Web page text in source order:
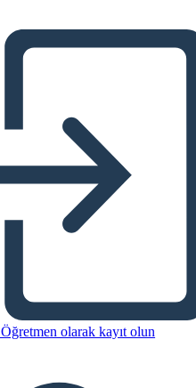
Öğretmen olarak kayıt olun